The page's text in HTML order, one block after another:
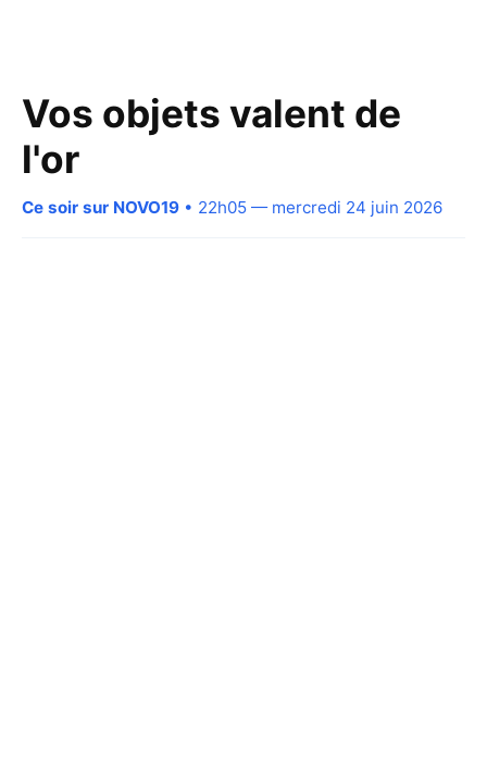
Vos objets valent de
l'or
Ce soir sur NOVO19 • 22h05 — mercredi 24 juin 2026